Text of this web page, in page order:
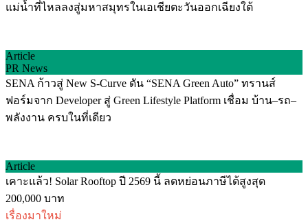
แม่น้ำที่ไหลลงสู่มหาสมุทรในเอเชียตะวันออกเฉียงใต้
Article
PR News
SENA ก้าวสู่ New S-Curve ดัน “SENA Green Auto” ทรานส์
ฟอร์มจาก Developer สู่ Green Lifestyle Platform เชื่อม บ้าน–รถ–
พลังงาน ครบในที่เดียว
Article
เคาะแล้ว! Solar Rooftop ปี 2569 นี้ ลดหย่อนภาษีได้สูงสุด
200,000 บาท
เรื่องมาใหม่